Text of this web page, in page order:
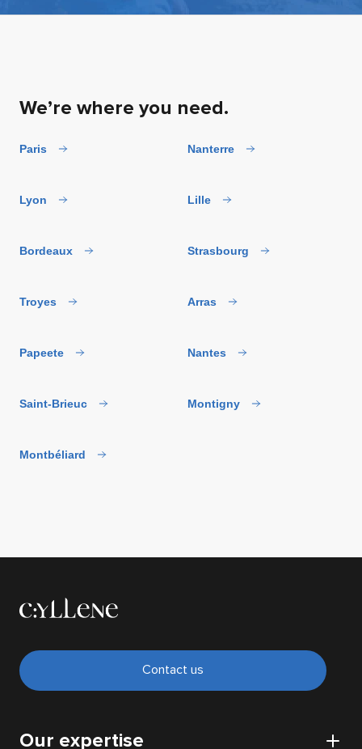
We’re where you need.
Paris Nanterre
Lyon Lille
Bordeaux Strasbourg
Troyes Arras
Papeete Nantes
Saint-Brieuc Montigny
Montbéliard
Contact us
Our expertise